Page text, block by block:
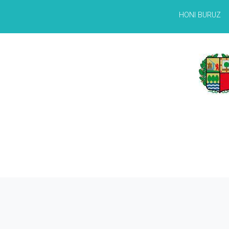
HONI BURUZ